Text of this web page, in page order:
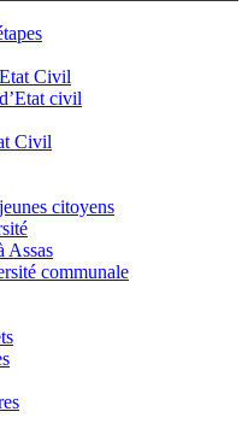
Civil
civil
Civil
citoyens
Assas
communale